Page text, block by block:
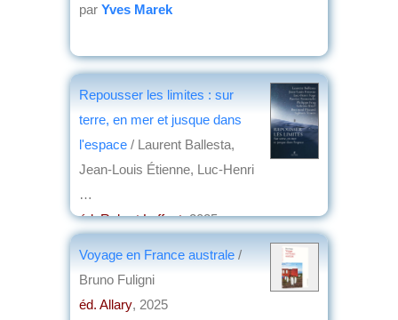
par Yves Marek
Repousser les limites : sur
terre, en mer et jusque dans
l'espace / Laurent Ballesta,
Jean-Louis Étienne, Luc-Henri
…
éd. Robert Laffont, 2025
Voyage en France australe /
Bruno Fuligni
éd. Allary, 2025